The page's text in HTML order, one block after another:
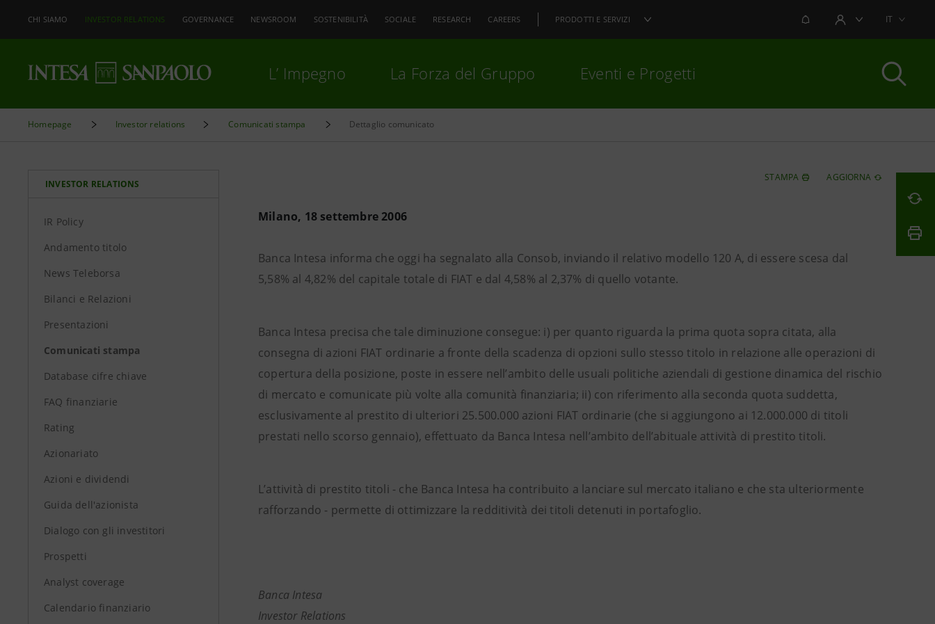
CHI SIAMO INVESTOR RELATIONS GOVERNANCE NEWSROOM SOSTENIBILITÀ SOCIALE RESEARCH CAREERS PRODOTTI E SERVIZI NOTIFICHEAREA UTENTEIT
L’ Impegno La Forza del Gruppo Eventi e Progetti
Homepage Investor relations Comunicati stampa Dettaglio comunicato
INVESTOR RELATIONS
IR Policy
Andamento titolo
News Teleborsa
Bilanci e Relazioni
Presentazioni
Comunicati stampa
Database cifre chiave
FAQ finanziarie
Rating
Azionariato
Azioni e dividendi
Guida dell'azionista
Dialogo con gli investitori
Prospetti
Analyst coverage
Calendario finanziario
STAMPA AGGIORNA
Milano, 18 settembre 2006
Banca Intesa informa che oggi ha segnalato alla Consob, inviando il relativo modello 120 A, di essere scesa dal
5,58% al 4,82% del capitale totale di FIAT e dal 4,58% al 2,37% di quello votante.
Banca Intesa precisa che tale diminuzione consegue: i) per quanto riguarda la prima quota sopra citata, alla
consegna di azioni FIAT ordinarie a fronte della scadenza di opzioni sullo stesso titolo in relazione alle operazioni di
copertura della posizione, poste in essere nell’ambito delle usuali politiche aziendali di gestione dinamica del rischio
di mercato e comunicate più volte alla comunità finanziaria; ii) con riferimento alla seconda quota suddetta,
esclusivamente al prestito di ulteriori 25.500.000 azioni FIAT ordinarie (che si aggiungono ai 12.000.000 di titoli
prestati nello scorso gennaio), effettuato da Banca Intesa nell’ambito dell’abituale attività di prestito titoli.
L’attività di prestito titoli - che Banca Intesa ha contribuito a lanciare sul mercato italiano e che sta ulteriormente
rafforzando - permette di ottimizzare la redditività dei titoli detenuti in portafoglio.
Banca Intesa
Investor Relations